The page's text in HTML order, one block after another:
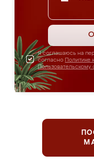
Я соглашаюсь на
согласно Политике